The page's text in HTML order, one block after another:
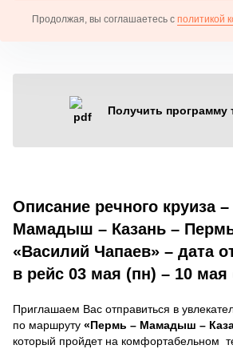
Продолжая, вы соглашаетесь с политикой
Получить программу
Описание речного круиза
Мамадыш – Казань –
«Василий Чапаев» – дата
в рейс 03 мая (пн) – 10 мая
Приглашаем Вас отправиться в
по маршруту «Пермь – Мамадыш –
который пройдет на комфортабельном